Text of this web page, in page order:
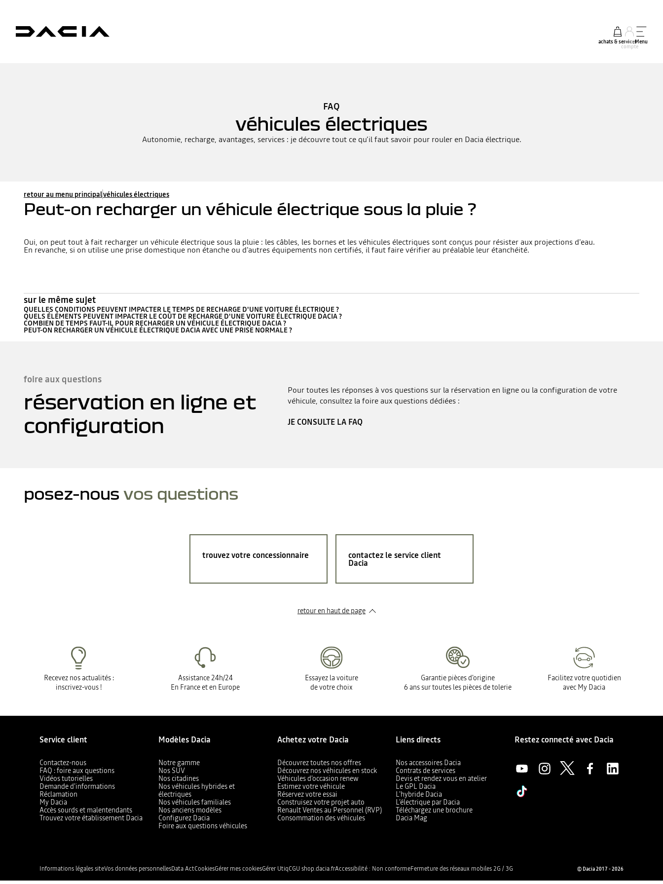
achats & services
mon
compte
Menu
FAQ
véhicules électriques
Autonomie, recharge, avantages, services : je découvre tout ce qu’il faut savoir pour rouler en Dacia électrique.
retour au menu principalvéhicules électriques
Peut-on recharger un véhicule électrique sous la pluie ?
Oui, on peut tout à fait recharger un véhicule électrique sous la pluie : les câbles, les bornes et les véhicules électriques sont conçus pour résister aux projections d'eau.
En revanche, si on utilise une prise domestique non étanche ou d'autres équipements non certifiés, il faut faire vérifier au préalable leur étanchéité.
sur le même sujet
QUELLES CONDITIONS PEUVENT IMPACTER LE TEMPS DE RECHARGE D'UNE VOITURE ÉLECTRIQUE ?
QUELS ÉLÉMENTS PEUVENT IMPACTER LE COÛT DE RECHARGE D'UNE VOITURE ÉLECTRIQUE DACIA ?
COMBIEN DE TEMPS FAUT-IL POUR RECHARGER UN VÉHICULE ÉLECTRIQUE DACIA ?
PEUT-ON RECHARGER UN VÉHICULE ÉLECTRIQUE DACIA AVEC UNE PRISE NORMALE ?
foire aux questions
réservation en ligne et
configuration
Pour toutes les réponses à vos questions sur la réservation en ligne ou la configuration de votre
véhicule, consultez la foire aux questions dédiées :
JE CONSULTE LA FAQ
posez-nous vos questions
trouvez votre concessionnaire contactez le service client
Dacia
retour en haut de page​
Recevez nos actualités :
inscrivez-vous !
Assistance 24h/24
En France et en Europe
Essayez la voiture
de votre choix
Garantie pièces d'origine
6 ans sur toutes les pièces de tolerie
Facilitez votre quotidien
avec My Dacia
Service client
Contactez-nous
FAQ : foire aux questions
Vidéos tutorielles
Demande d'informations
Réclamation
My Dacia
Accès sourds et malentendants
Trouvez votre établissement Dacia
Modèles Dacia
Notre gamme
Nos SUV
Nos citadines
Nos véhicules hybrides et
électriques
Nos véhicules familiales
Nos anciens modèles
Configurez Dacia
Foire aux questions véhicules
Achetez votre Dacia
Découvrez toutes nos offres
Découvrez nos véhicules en stock
Véhicules d'occasion renew
Estimez votre véhicule
Réservez votre essai
Construisez votre projet auto
Renault Ventes au Personnel (RVP)
Consommation des véhicules
Liens directs
Nos accessoires Dacia
Contrats de services
Devis et rendez vous en atelier
Le GPL Dacia
L'hybride Dacia
L’électrique par Dacia
Téléchargez une brochure
Dacia Mag
Restez connecté avec Dacia
Informations légales siteVos données personnellesData ActCookiesGérer mes cookiesGérer UtiqCGU shop.dacia.frAccessibilité : Non conformeFermeture des réseaux mobiles 2G / 3G © Dacia 2017 - 2026